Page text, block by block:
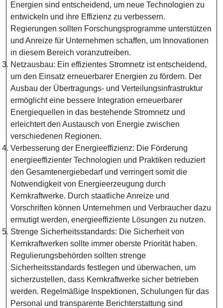
Energien sind entscheidend, um neue Technologien zu
entwickeln und ihre Effizienz zu verbessern.
Regierungen sollten Forschungsprogramme unterstützen
und Anreize für Unternehmen schaffen, um Innovationen
in diesem Bereich voranzutreiben.
Netzausbau: Ein effizientes Stromnetz ist entscheidend,
um den Einsatz erneuerbarer Energien zu fördern. Der
Ausbau der Übertragungs- und Verteilungsinfrastruktur
ermöglicht eine bessere Integration erneuerbarer
Energiequellen in das bestehende Stromnetz und
erleichtert den Austausch von Energie zwischen
verschiedenen Regionen.
Verbesserung der Energieeffizienz: Die Förderung
energieeffizienter Technologien und Praktiken reduziert
den Gesamtenergiebedarf und verringert somit die
Notwendigkeit von Energieerzeugung durch
Kernkraftwerke. Durch staatliche Anreize und
Vorschriften können Unternehmen und Verbraucher dazu
ermutigt werden, energieeffiziente Lösungen zu nutzen.
Strenge Sicherheitsstandards: Die Sicherheit von
Kernkraftwerken sollte immer oberste Priorität haben.
Regulierungsbehörden sollten strenge
Sicherheitsstandards festlegen und überwachen, um
sicherzustellen, dass Kernkraftwerke sicher betrieben
werden. Regelmäßige Inspektionen, Schulungen für das
Personal und transparente Berichterstattung sind